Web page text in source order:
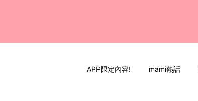
APP限定內容! mami熱話